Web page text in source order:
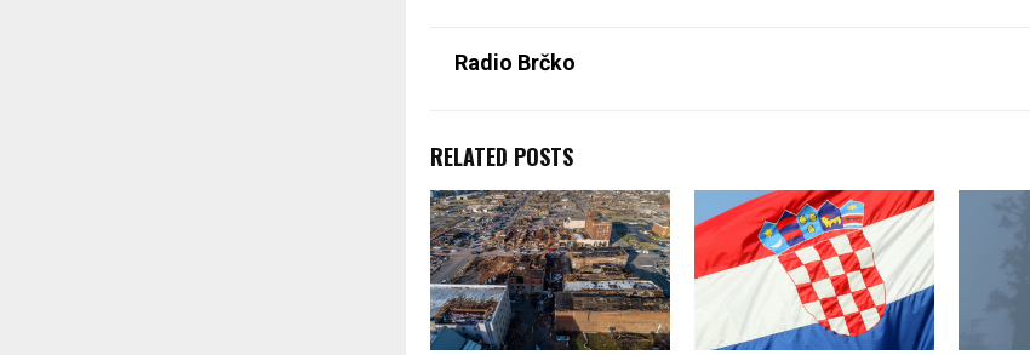
Radio Brčko
RELATED POSTS